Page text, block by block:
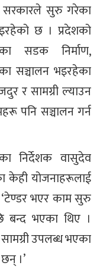
सरकारले सुरु गरेका
छ । प्रदेशको
सडक निर्माण,
सञ्चालन भइरहेका
र सामग्री ल्याउन
पनि सञ्चालन गर्न
निर्देशक वासुदेव
केही योजनाहरूलाई
‘टेण्डर भएर काम सुरु
भएका थिए ।
उपलब्ध भएका
।’